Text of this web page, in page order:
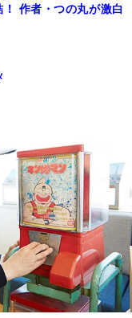
！ 作者・つの丸が激白